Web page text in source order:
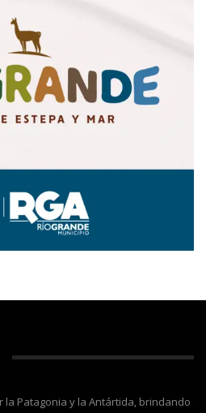
la Patagonia y la Antártida, brindando